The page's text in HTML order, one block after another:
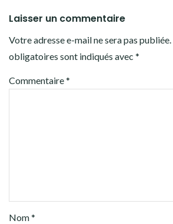
Laisser un commentaire
Votre adresse e-mail ne sera pas publiée.
obligatoires sont indiqués avec *
Commentaire*
Nom*